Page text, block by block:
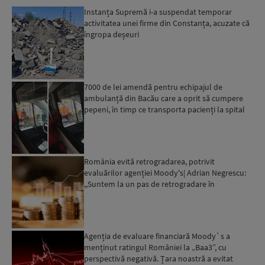
Instanța Supremă i-a suspendat temporar
activitatea unei firme din Constanța, acuzate că
îngropa deșeuri
7000 de lei amendă pentru echipajul de
ambulanță din Bacău care a oprit să cumpere
pepeni, în timp ce transporta pacienți la spital
România evită retrogradarea, potrivit
evaluărilor agenției Moody's| Adrian Negrescu:
,,Suntem la un pas de retrogradare în
Agenția de evaluare financiară Moody`s a
menținut ratingul României la „Baa3”, cu
perspectivă negativă. Țara noastră a evitat